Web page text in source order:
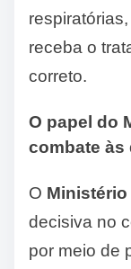
receba o
correto.
O papel do
combate às
O Ministério
decisiva no
por meio de